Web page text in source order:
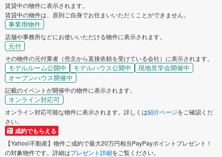
賃貸中の物件に表示されます。
賃貸中の物件は、原則ご自身でお住まいいただくことができません。
事業用物件
店舗や事務所などにお使いいただける物件に表示されます。
元付
その物件の元付業者（売主から直接依頼を受けている会社）に表示されます。
モデルルーム公開中 モデルハウス公開中
現地見学会開催中
オープンハウス開催中
記載のイベントが開催中の物件に表示されます。
オンライン対応可
オンライン対応可能な物件に表示されます。詳しくは紹介ページをご確認くだ
さい。
成約でもらえる
【Yahoo!不動産】物件ご成約で最大20万円相当PayPayポイントプレゼント！
の対象物件です。詳細はプレゼント詳細をご覧ください。